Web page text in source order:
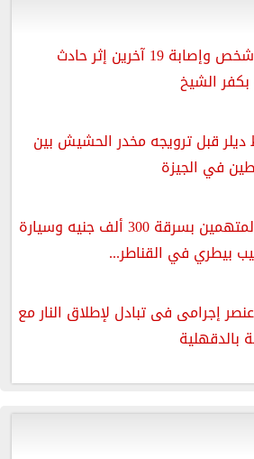
مصرع شخص وإصابة 19 آخرين إثر حادث
الشيخ
قبل ترويجه مخدر الحشيش بين
في الجيزة
ضبط المتهمين بسرقة 300 ألف جنيه وسيارة
بيطري في القناطر...
إجرامى فى تبادل لإطلاق النار مع
بالدقهلية